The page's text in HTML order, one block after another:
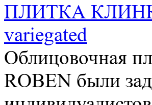
ПЛИТКА
variegated
Облицовочная
ROBEN были